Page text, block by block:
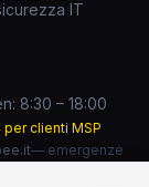
IT
8:30 – 18:00
per clienti MSP
— emergenze